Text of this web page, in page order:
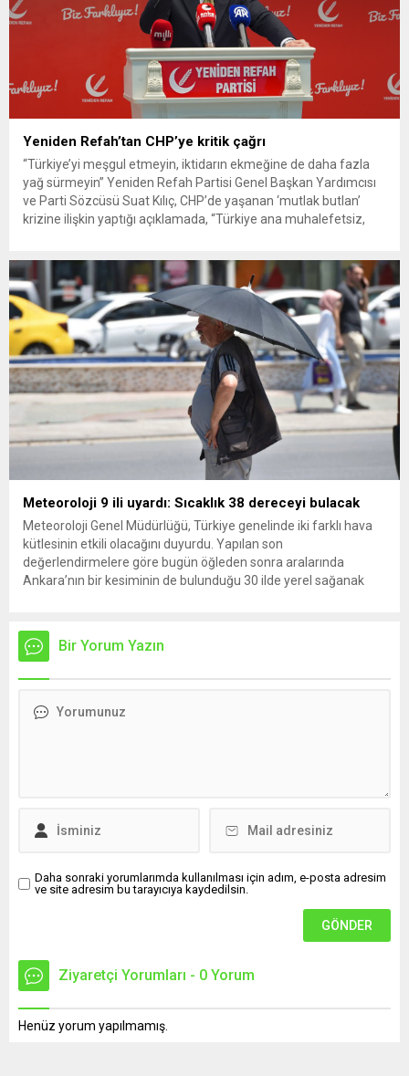
Yeniden Refah’tan CHP’ye kritik çağrı
“Türkiye’yi meşgul etmeyin, iktidarın ekmeğine de daha fazla
yağ sürmeyin” Yeniden Refah Partisi Genel Başkan Yardımcısı
ve Parti Sözcüsü Suat Kılıç, CHP’de yaşanan ‘mutlak butlan’
krizine ilişkin yaptığı açıklamada, “Türkiye ana muhalefetsiz,
olun. Türkiye’yi...
Meteoroloji 9 ili uyardı: Sıcaklık 38 dereceyi bulacak
Meteoroloji Genel Müdürlüğü, Türkiye genelinde iki farklı hava
kütlesinin etkili olacağını duyurdu. Yapılan son
değerlendirmelere göre bugün öğleden sonra aralarında
Ankara’nın bir kesiminin de bulunduğu 30 ilde yerel sağanak
üzerine çıkarak yaz değerlerine ulaşacak. Ayrıca...
Bir Yorum Yazın
Daha sonraki yorumlarımda kullanılması için adım, e-posta adresim
ve site adresim bu tarayıcıya kaydedilsin.
Ziyaretçi Yorumları - 0 Yorum
Henüz yorum yapılmamış.